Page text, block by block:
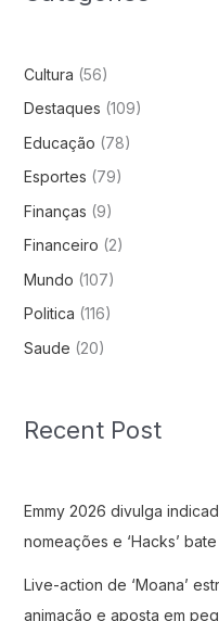
Cultura (56)
Destaques (109)
Educação (78)
Esportes (79)
Finanças (9)
Financeiro (2)
Mundo (107)
Politica (116)
Saude (20)
Recent Post
Emmy 2026 divulga
nomeações e ‘Hacks’
Live-action de ‘Moana’
animação e aposta em